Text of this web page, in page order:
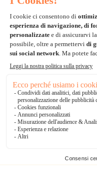
Paypal
Bonifico Bancario
3 volte senza tasse
*Soluzioni di consegna
Delivengo Domicilio